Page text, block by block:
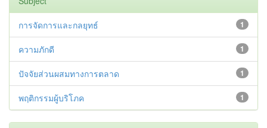
1
การจัดการและกลยุทธ์
1
ความภักดี
1
ปัจจัยส่วนผสมทางการตลาด
1
พฤติกรรมผู้บริโภค